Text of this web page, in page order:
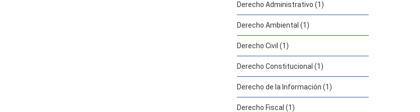
Derecho Administrativo (1)
Derecho Ambiental (1)
Derecho Civil (1)
Derecho Constitucional (1)
Derecho de la Información (1)
Derecho Fiscal (1)